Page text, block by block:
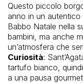
Questo piccolo
anno in un autentico
Babbo Natale nella
bambini, ma anche
un’atmosfera che
Curiosità:
tartufo bianco,
a una pausa